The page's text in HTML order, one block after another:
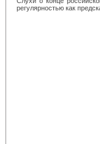
регулярностью как